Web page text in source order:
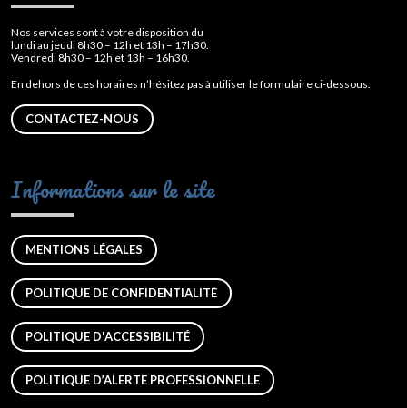
Nos services sont à votre disposition du
lundi au jeudi 8h30 – 12h et 13h – 17h30.
Vendredi 8h30 – 12h et 13h – 16h30.
En dehors de ces horaires n’hésitez pas à utiliser le formulaire ci-dessous.
CONTACTEZ-NOUS
Informations sur le site
MENTIONS LÉGALES
POLITIQUE DE CONFIDENTIALITÉ
POLITIQUE D'ACCESSIBILITÉ
POLITIQUE D’ALERTE PROFESSIONNELLE